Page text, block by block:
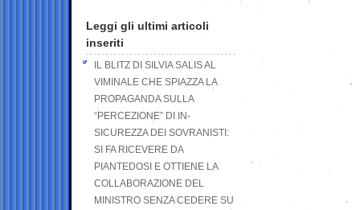
Leggi gli ultimi articoli
inseriti
IL BLITZ DI SILVIA SALIS AL
VIMINALE CHE SPIAZZA LA
PROPAGANDA SULLA
“PERCEZIONE” DI IN-
SICUREZZA DEI SOVRANISTI:
SI FA RICEVERE DA
PIANTEDOSI E OTTIENE LA
COLLABORAZIONE DEL
MINISTRO SENZA CEDERE SU